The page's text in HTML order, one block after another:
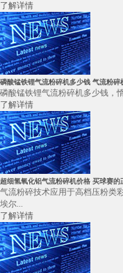
了解详情
磷酸锰铁锂气流粉碎机多少钱 气流粉碎
磷酸锰铁锂气流粉碎机多少钱，
了解详情
超细氢氧化铝气流粉碎机价格 买球赛
气流粉碎技术应用于高档压粉类
埃尔...
了解详情